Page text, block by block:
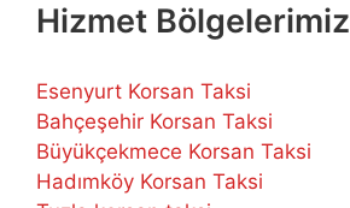
Hizmet Bölgelerimiz
Esenyurt Korsan Taksi
Bahçeşehir Korsan Taksi
Büyükçekmece Korsan Taksi
Hadımköy Korsan Taksi